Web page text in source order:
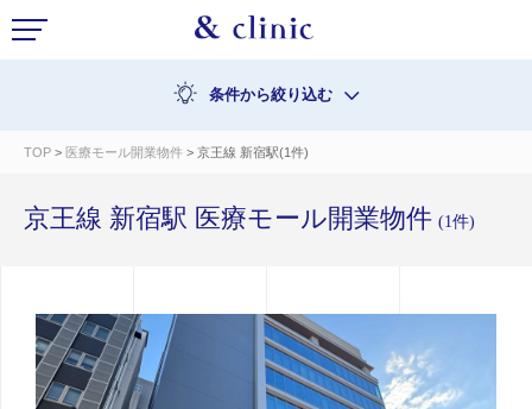
条件から絞り込む
TOP > 医療モール開業物件 > 京王線 新宿駅(1件)
京王線 新宿駅 医療モール開業物件 (1件)